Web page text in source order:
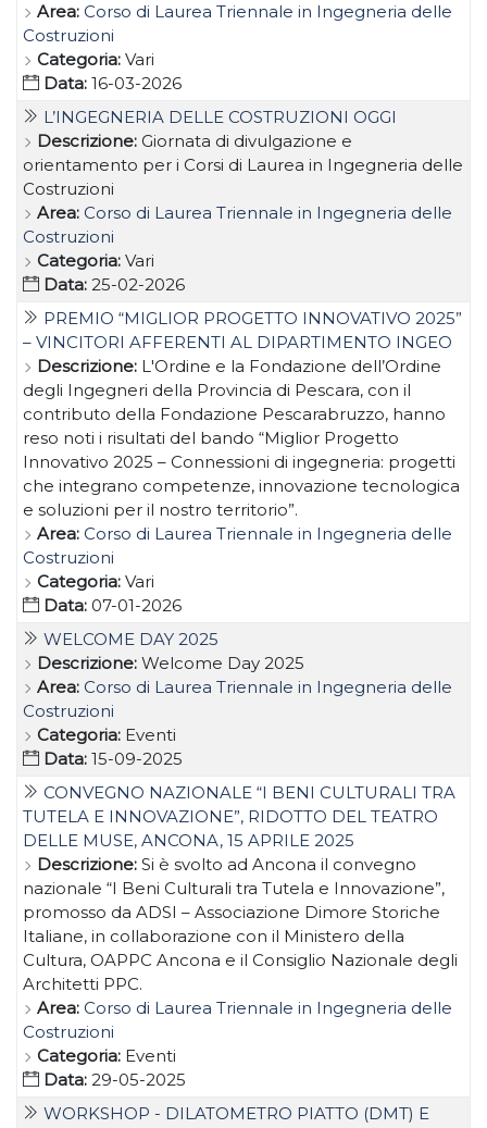
Area: Corso di Laurea Triennale in Ingegneria delle
Costruzioni
Categoria: Vari
Data: 16-03-2026
L’INGEGNERIA DELLE COSTRUZIONI OGGI
Descrizione: Giornata di divulgazione e
orientamento per i Corsi di Laurea in Ingegneria delle
Costruzioni
Area: Corso di Laurea Triennale in Ingegneria delle
Costruzioni
Categoria: Vari
Data: 25-02-2026
PREMIO “MIGLIOR PROGETTO INNOVATIVO 2025”
– VINCITORI AFFERENTI AL DIPARTIMENTO INGEO
Descrizione: L'Ordine e la Fondazione dell’Ordine
degli Ingegneri della Provincia di Pescara, con il
contributo della Fondazione Pescarabruzzo, hanno
reso noti i risultati del bando “Miglior Progetto
Innovativo 2025 – Connessioni di ingegneria: progetti
che integrano competenze, innovazione tecnologica
e soluzioni per il nostro territorio”.
Area: Corso di Laurea Triennale in Ingegneria delle
Costruzioni
Categoria: Vari
Data: 07-01-2026
WELCOME DAY 2025
Descrizione: Welcome Day 2025
Area: Corso di Laurea Triennale in Ingegneria delle
Costruzioni
Categoria: Eventi
Data: 15-09-2025
CONVEGNO NAZIONALE “I BENI CULTURALI TRA
TUTELA E INNOVAZIONE”, RIDOTTO DEL TEATRO
DELLE MUSE, ANCONA, 15 APRILE 2025
Descrizione: Si è svolto ad Ancona il convegno
nazionale “I Beni Culturali tra Tutela e Innovazione”,
promosso da ADSI – Associazione Dimore Storiche
Italiane, in collaborazione con il Ministero della
Cultura, OAPPC Ancona e il Consiglio Nazionale degli
Architetti PPC.
Area: Corso di Laurea Triennale in Ingegneria delle
Costruzioni
Categoria: Eventi
Data: 29-05-2025
WORKSHOP - DILATOMETRO PIATTO (DMT) E